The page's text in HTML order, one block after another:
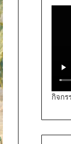
กิจกร